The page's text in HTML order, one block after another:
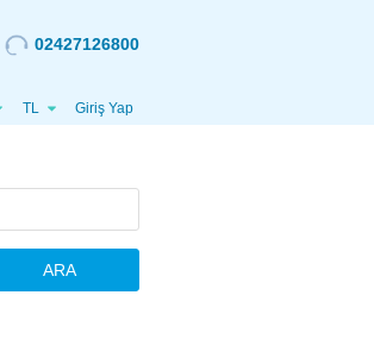
02427126800
TL Giriş Yap
ARA